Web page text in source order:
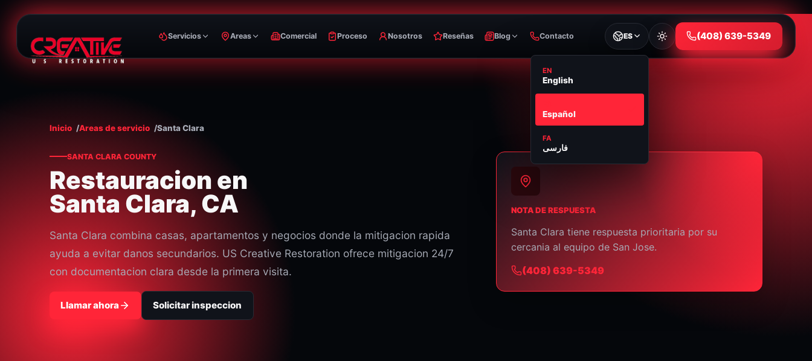
Servicios Areas Comercial Proceso Nosotros Reseñas Blog Contacto ES
EN
English
Español
FA
فارسی
⁦(408) 639-5349⁩
Inicio Areas de servicio Santa Clara
SANTA CLARA COUNTY
Restauracion en
Santa Clara, CA
Santa Clara combina casas, apartamentos y negocios donde la mitigacion rapida
ayuda a evitar danos secundarios. US Creative Restoration ofrece mitigacion 24/7
con documentacion clara desde la primera visita.
Llamar ahora Solicitar inspeccion
NOTA DE RESPUESTA
Santa Clara tiene respuesta prioritaria por su
cercania al equipo de San Jose.
⁦(408) 639-5349⁩